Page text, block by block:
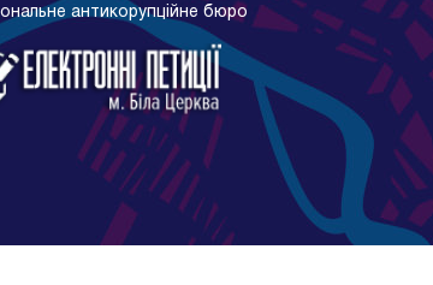
антикорупційне бюро